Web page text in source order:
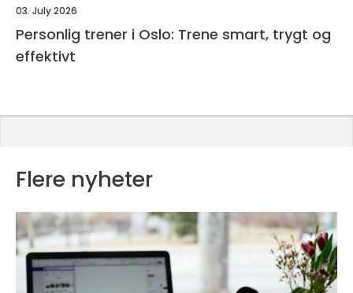
03. July 2026
Personlig trener i Oslo: Trene smart, trygt og
effektivt
Flere nyheter